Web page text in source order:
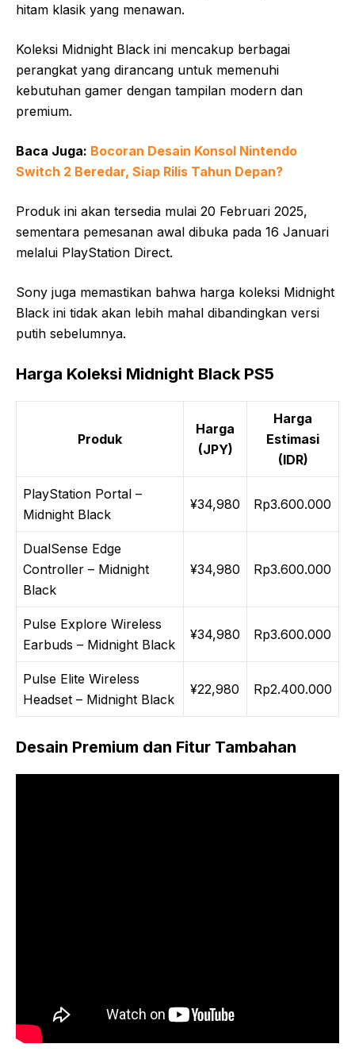
hitam klasik yang menawan.
Koleksi Midnight Black ini mencakup berbagai
perangkat yang dirancang untuk memenuhi
kebutuhan gamer dengan tampilan modern dan
premium.
Baca Juga: Bocoran Desain Konsol Nintendo
Switch 2 Beredar, Siap Rilis Tahun Depan?
Produk ini akan tersedia mulai 20 Februari 2025,
sementara pemesanan awal dibuka pada 16 Januari
melalui PlayStation Direct.
Sony juga memastikan bahwa harga koleksi Midnight
Black ini tidak akan lebih mahal dibandingkan versi
putih sebelumnya.
Harga Koleksi Midnight Black PS5
Produk
Harga
(JPY)
Harga
Estimasi
(IDR)
PlayStation Portal –
Midnight Black
¥34,980 Rp3.600.000
DualSense Edge
Controller – Midnight
Black
¥34,980 Rp3.600.000
Pulse Explore Wireless
Earbuds – Midnight Black
¥34,980 Rp3.600.000
Pulse Elite Wireless
Headset – Midnight Black
¥22,980 Rp2.400.000
Desain Premium dan Fitur Tambahan